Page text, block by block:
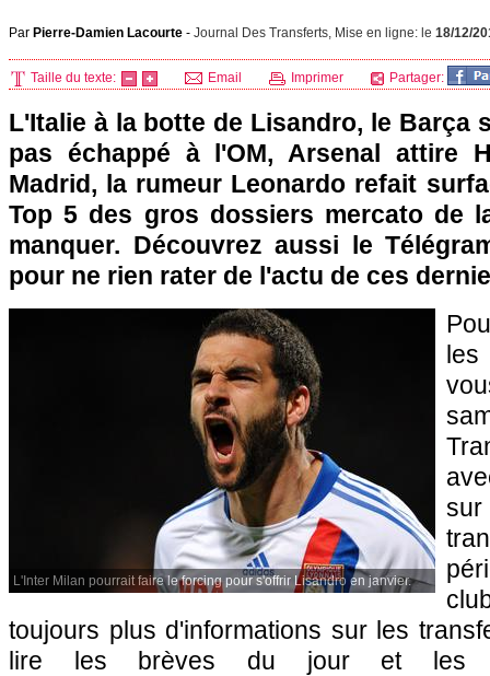
Par Pierre-Damien Lacourte - Journal Des Transferts, Mise en ligne: le 18/12/
Taille du texte: Email Imprimer Partager:
L'Italie à la botte de Lisandro, le Barça
pas échappé à l'OM, Arsenal attire
Madrid, la rumeur Leonardo refait
Top 5 des gros dossiers mercato de
manquer. Découvrez aussi le
pour ne rien rater de l'actu de ces
L'Inter Milan pourrait faire le forcing pour s'offrir Lisandro en janvier.
les
toujours plus d'informations sur les
lire les brèves du jour et les